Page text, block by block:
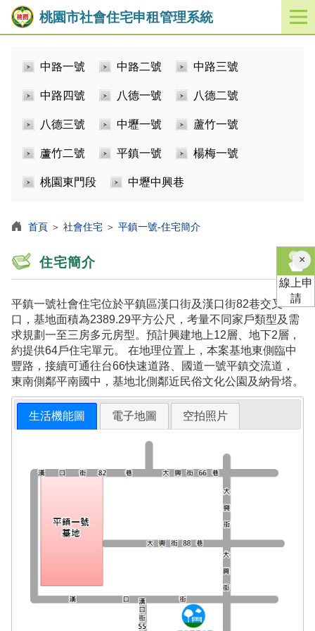
桃園市社會住宅申租管理系統
開
啟
中路一號 中路二號 中路三號
中路四號 八德一號 八德二號
八德三號 中壢一號 蘆竹一號
蘆竹二號 平鎮一號 楊梅一號
桃園東門段 中壢中興巷
首頁 ＞ 社會住宅 ＞ 平鎮一號-住宅簡介
住宅簡介
平鎮一號社會住宅位於平鎮區漢口街及漢口街82巷交叉
口，基地面積為2389.29平方公尺，考量不同家戶類型及需
求規劃一至三房多元房型。預計興建地上12層、地下2層，
約提供64戶住宅單元。 在地理位置上，本案基地東側臨中
豐路，接續可通往台66快速道路、國道一號平鎮交流道，
東南側鄰平南國中，基地北側鄰近民俗文化公園及納骨塔。
生活機能圖 電子地圖 空拍照片
×關
閉
線上申
請